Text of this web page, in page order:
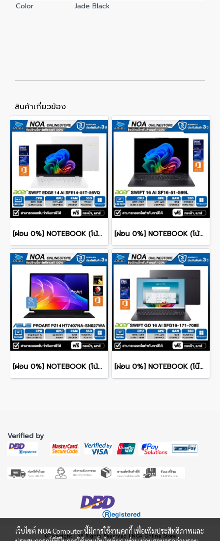
Color Jade Black
สินค้าเกี่ยวข้อง
[ผ่อน 0%] NOTEBOOK (โน้ตบุ๊ก) ACER SWIFT 14 SFE14-51T-56VQ 14" 2.8K OLED/CORE ULTRA 5-226V/16GB/SSD 1TB/WINDOWS 11+MS OFFICE รับประกันศูนย์ไทย 3ปี [ผ่อน 0%] NOTEBOOK (โน้ตบุ๊ก) ACER SWIFT 16 AI SF16-51-599L - ICE BLACK 16" 2.8K OLED/CORE ULTRA 5-226V/16GB/SSD 512GB/WINDOWS 11+MS OFFICE รับประกันศูนย์ไทย 3ปี
[ผ่อน 0%] NOTEBOOK (โน้ตบุ๊ค) ASUS PROART PZ14 HT7407NA-SN027WA 14" Touch Screen/Snapdragon X2 Elite/RAM 32GB/SSD 512GB/WINDOWS 11+MS OFFICE รับประกันศูนย์ไทย 3ปี [ผ่อน 0%] NOTEBOOK (โน๊ตบุ๊ค) ACER SWIFT GO 16 AI SFG16-I71-708E 16" WUXGA/ULTRA 7 385H/16GB/SSD 512GB/WINDOWS 11+MS OFFICE รับประกันซ่อมฟรีถึงบ้าน 3ปี
Verified by
©Copyright | All Rights Reserved | NOA Online Store
เว็บไซต์ NOA Computer นี้มีการใช้งานคุกกี้ เพื่อเพิ่มประสิทธิภาพและ